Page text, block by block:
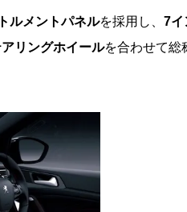
ルメントパネルを採用し、 7イ
リングホイールを合わせて総